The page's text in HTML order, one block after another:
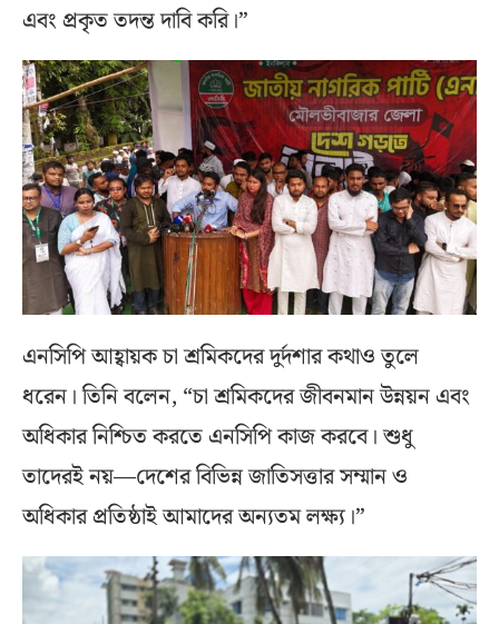
এবং প্রকৃত তদন্ত দাবি করি।”
এনসিপি আহ্বায়ক চা শ্রমিকদের দুর্দশার কথাও তুলে
ধরেন। তিনি বলেন, “চা শ্রমিকদের জীবনমান উন্নয়ন এবং
অধিকার নিশ্চিত করতে এনসিপি কাজ করবে। শুধু
তাদেরই নয়—দেশের বিভিন্ন জাতিসত্তার সম্মান ও
অধিকার প্রতিষ্ঠাই আমাদের অন্যতম লক্ষ্য।”